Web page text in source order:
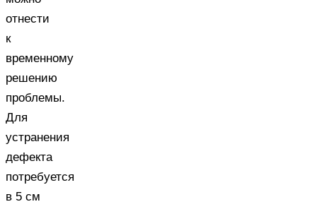
отнести
к
временному
решению
проблемы.
Для
устранения
дефекта
потребуется
в 5 см